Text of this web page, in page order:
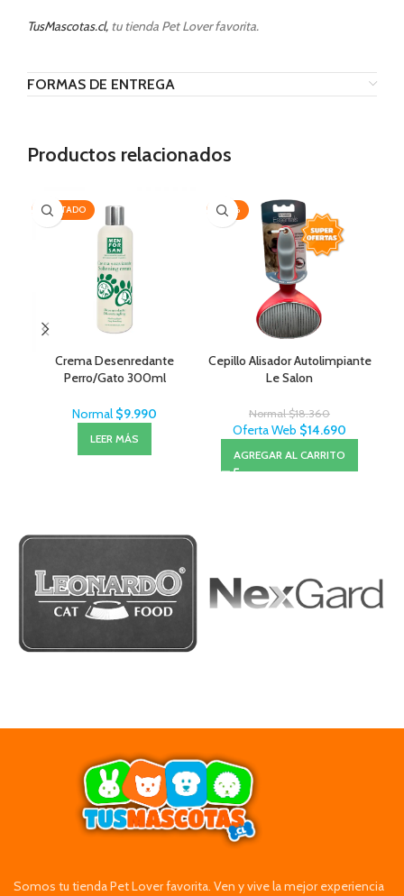
TusMascotas.cl, tu tienda Pet Lover favorita.
FORMAS DE ENTREGA
Productos relacionados
AGOTADO
Crema Desenredante
Perro/Gato 300ml
Normal $9.990
LEER MÁS
-20%
Cepillo Alisador Autolimpiante
Le Salon
Normal$18.360
Oferta Web $14.690
AGREGAR AL CARRITO
Somos tu tienda Pet Lover favorita. Ven y vive la mejor experiencia